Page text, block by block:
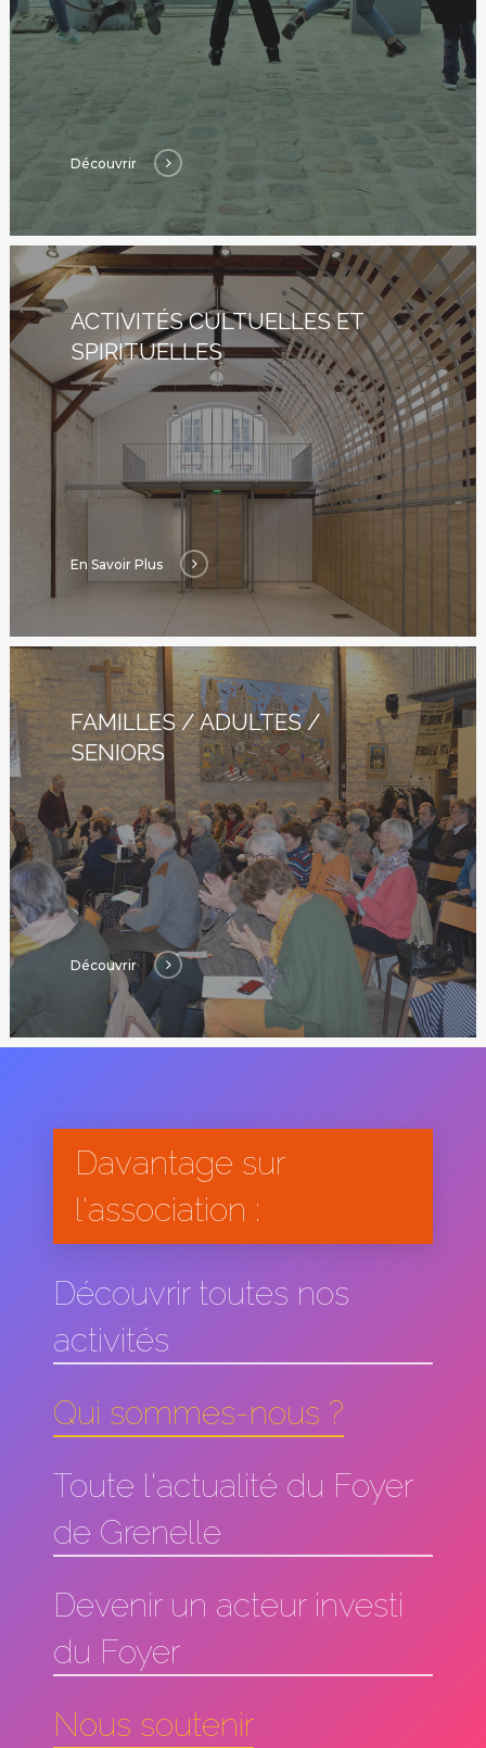
Découvrir
ACTIVITÉS CULTUELLES ET
SPIRITUELLES
En Savoir Plus
FAMILLES / ADULTES /
SENIORS
Découvrir
Davantage sur
l'association :
Découvrir toutes nos
activités
Qui sommes-nous ?
Toute l'actualité du Foyer
de Grenelle
Devenir un acteur investi
du Foyer
Nous soutenir